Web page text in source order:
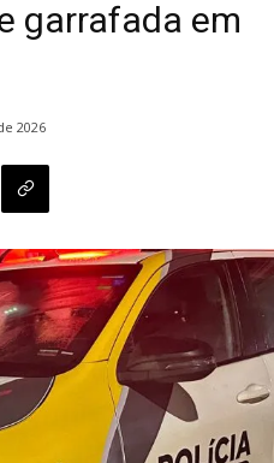
garrafada em
2026